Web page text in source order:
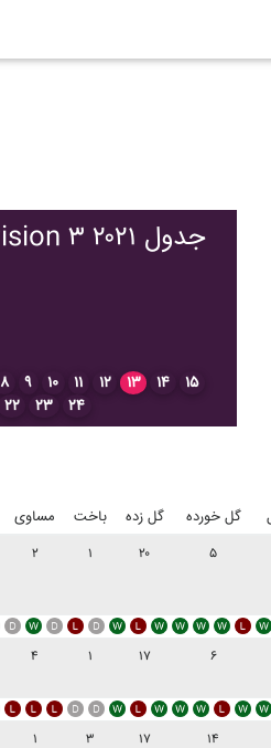
League Division ۳ ۲۰۲۱ جدول
۸ ۹ ۱۰ ۱۱ ۱۲ ۱۳ ۱۴
۱۵
۲۲ ۲۳ ۲۴
مساوی باخت گل زده گل خورده
۲ ۱ ۲۰ ۵
۴ ۱ ۱۷ ۶
۱ ۳ ۱۷ ۱۴